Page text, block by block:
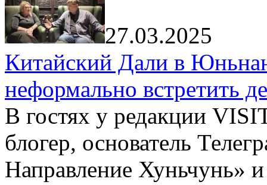
27.03.2025
Китайский Дали в
неформально встретить
В гостях у редакции
блогер, основатель
Направление Хуньчунь»